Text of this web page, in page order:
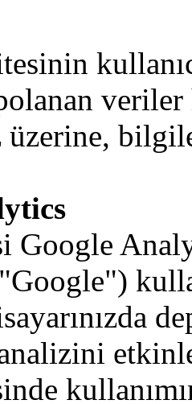
veriler
üzerine,
Google